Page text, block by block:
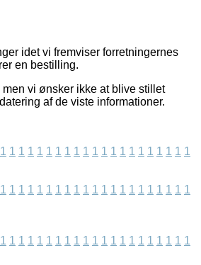
idet vi fremviser forretningernes
en bestilling.
vi ønsker ikke at blive stillet
af de viste informationer.
1 1 1 1 1 1 1 1 1 1 1 1 1 1 1 1 1 1 1 1 1
1 1 1 1 1 1 1 1 1 1 1 1 1 1 1 1 1 1 1 1 1
1 1 1 1 1 1 1 1 1 1 1 1 1 1 1 1 1 1 1 1 1